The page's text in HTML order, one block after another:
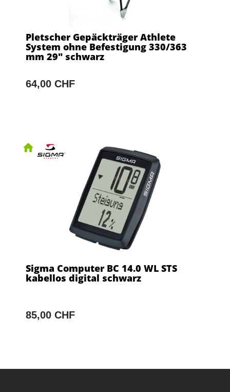
Pletscher Gepäckträger Athlete
System ohne Befestigung 330/363
mm 29" schwarz
64,00 CHF
Sigma Computer BC 14.0 WL STS
kabellos digital schwarz
85,00 CHF